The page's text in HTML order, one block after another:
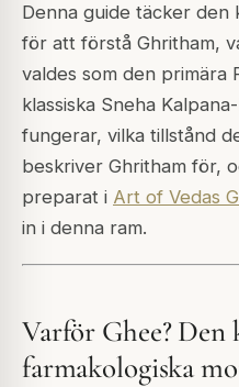
Denna guide täcker den
för att förstå Ghritham,
valdes som den primära
klassiska Sneha
fungerar, vilka tillstånd
beskriver Ghritham för,
preparat i Art of Vedas
in i denna ram.
Varför Ghee? Den
farmakologiska